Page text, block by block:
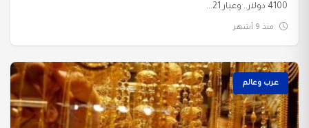
4100 دولار.. وعيار 21...
منذ 9 أشهر
عرب وعالم